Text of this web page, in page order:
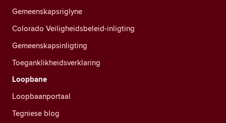
Gemeenskapsriglyne
Colorado Veiligheidsbeleid-inligting
Gemeenskapsinligting
Toeganklikheidsverklaring
Loopbane
Loopbaanportaal
Tegniese blog